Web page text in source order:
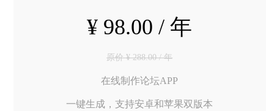
¥ 98.00 / 年
原价 ¥ 288.00 / 年
在线制作论坛APP
一键生成，支持安卓和苹果双版本